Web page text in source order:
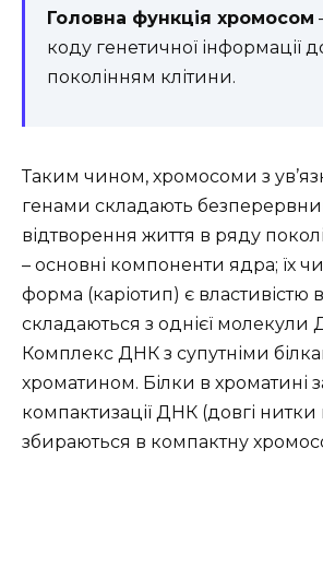
Головна функція хромосом
коду генетичної інформації
поколінням клітини.
Таким чином, хромосоми з
генами складають
відтворення життя в ряду
– основні компоненти ядра; їх
форма (каріотип) є властивістю
складаються з однієї молекули
Комплекс ДНК з супутніми
хроматином. Білки в хроматині
компактизації ДНК (довгі
збираються в компактну